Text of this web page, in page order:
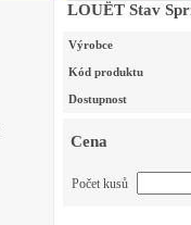
LOUËT Stav
Výrobce
Kód produktu
Dostupnost
Cena
Počet kusů